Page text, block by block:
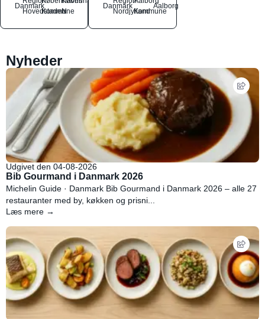
Danmark
Hovedstaden
Kommune
N
Danmark
NordjyllandKommune
Aalborg
Nyheder
Udgivet den 04-08-2026
Bib Gourmand i Danmark 2026
Michelin Guide · Danmark Bib Gourmand i Danmark 2026 – alle 27
restauranter med by, køkken og prisni...
Læs mere →